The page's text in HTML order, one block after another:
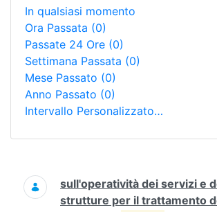
In qualsiasi momento
Ora Passata (0)
Passate 24 Ore (0)
Settimana Passata (0)
Mese Passato (0)
Anno Passato (0)
Intervallo Personalizzato…
Ricerca
sull'operatività dei servizi e
strutture per il trattamento